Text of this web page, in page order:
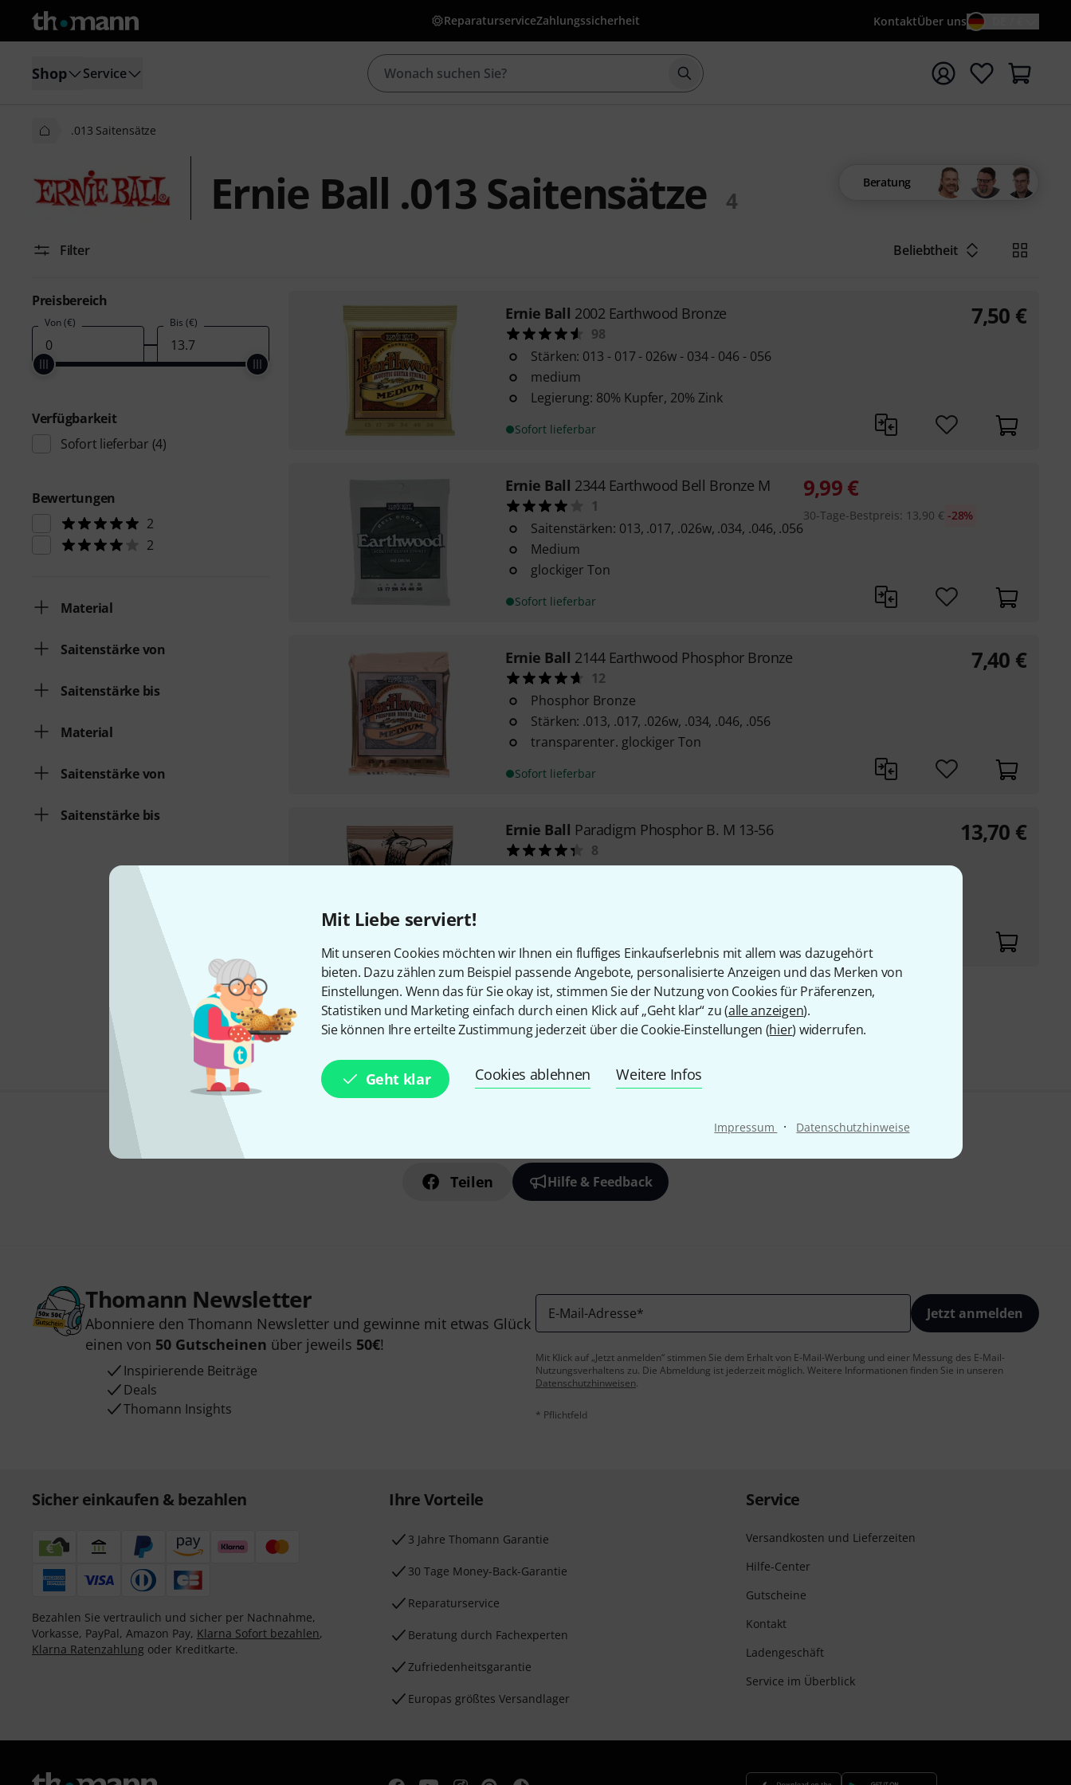
Mit Liebe serviert!
Mit unseren Cookies möchten wir Ihnen ein fluffiges Einkaufserlebnis mit allem was dazugehört
bieten. Dazu zählen zum Beispiel passende Angebote, personalisierte Anzeigen und das Merken von
Einstellungen. Wenn das für Sie okay ist, stimmen Sie der Nutzung von Cookies für Präferenzen,
Statistiken und Marketing einfach durch einen Klick auf „Geht klar“ zu (alle anzeigen).
Sie können Ihre erteilte Zustimmung jederzeit über die Cookie-Einstellungen (hier) widerrufen.
Geht klar Cookies ablehnen Weitere Infos
Impressum · Datenschutzhinweise
ReparaturserviceZahlungssicherheit KontaktÜber uns
Shop Service Suche mit Suchwort {searchTerm} starten
.013 Saitensätze
Ernie Ball .013 Saitensätze 4
Beratung
Filter Beliebtheit
Preisbereich
Von (€) Bis (€)
Verfügbarkeit
Sofort lieferbar (4)
Bewertungen
2
2
Material
Saitenstärke von
Saitenstärke bis
Material
Saitenstärke von
Saitenstärke bis
Ernie Ball 2002 Earthwood Bronze
98
Stärken: 013 - 017 - 026w - 034 - 046 - 056
medium
Legierung: 80% Kupfer, 20% Zink
Sofort lieferbar
7,50 €
Ernie Ball 2344 Earthwood Bell Bronze M
1
Saitenstärken: 013, .017, .026w, .034, .046, .056
Medium
glockiger Ton
Sofort lieferbar
9,99€
30-Tage-Bestpreis: 13,90 € -28%
Ernie Ball 2144 Earthwood Phosphor Bronze
12
Phosphor Bronze
Stärken: .013, .017, .026w, .034, .046, .056
transparenter. glockiger Ton
Sofort lieferbar
7,40 €
Ernie Ball Paradigm Phosphor B. M 13-56
8
Sofort lieferbar
13,70 €
Kostenloser Versand ab 29 €
Alle Preise inkl. MwSt.
Teilen Hilfe & Feedback
Thomann Newsletter
Abonniere den Thomann Newsletter und gewinne mit etwas Glück
einen von 50 Gutscheinen über jeweils 50€!
Inspirierende Beiträge
Deals
Thomann Insights
E-Mail-Adresse* Jetzt anmelden
Mit Klick auf „Jetzt anmelden“ stimmen Sie dem Erhalt von E-Mail-Werbung und einer Messung des E-Mail-
Nutzungsverhaltens zu. Die Abmeldung ist jederzeit möglich. Weitere Informationen finden Sie in unseren
Datenschutzhinweisen.
* Pflichtfeld
Sicher einkaufen & bezahlen
Bezahlen Sie vertraulich und sicher per Nachnahme,
Vorkasse, PayPal, Amazon Pay, Klarna Sofort bezahlen,
Klarna Ratenzahlung oder Kreditkarte.
Ihre Vorteile
3 Jahre Thomann Garantie
30 Tage Money-Back-Garantie
Reparaturservice
Beratung durch Fachexperten
Zufriedenheitsgarantie
Europas größtes Versandlager
Service
Versandkosten und Lieferzeiten
Hilfe-Center
Gutscheine
Kontakt
Ladengeschäft
Service im Überblick